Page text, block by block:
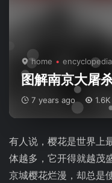
home encyclopedia
图解南京大屠
7 years ago 1.6K
有人说，樱花是世界上
体越多，它开得就越茂
京城樱花烂漫，却总